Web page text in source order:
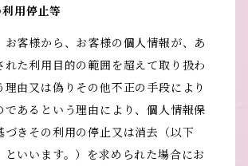
用停止等
お客様から、お客様の個人情報が、あ
れた利用目的の範囲を超えて取り扱わ
由又は偽りその他不正の手段により
であるという理由により、個人情報保
づきその利用の停止又は消去（以下
といいます。）を求められた場合にお